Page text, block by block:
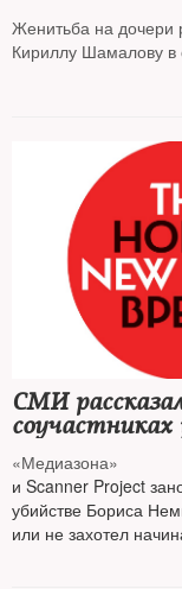
Женитьба на дочери
Кириллу Шамалову в
СМИ
«Медиазона»
и Scanner Project
убийстве Бориса
или не захотел